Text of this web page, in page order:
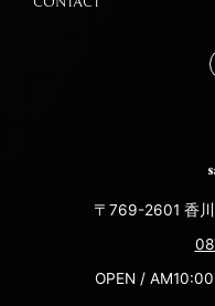
〒769-2601 香
OPEN /